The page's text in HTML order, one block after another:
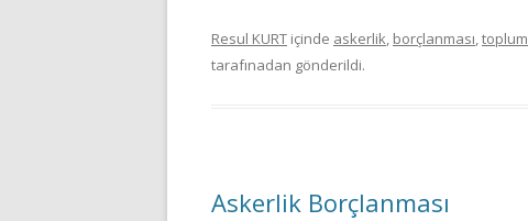
Resul KURT içinde askerlik, borçlanması,toplum
tarafınadan gönderildi.
Askerlik Borçlanması